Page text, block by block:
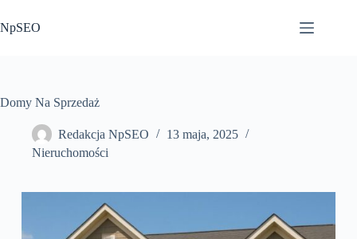
do
treści
NpSEO
Domy Na Sprzedaż
Redakcja NpSEO
13 maja, 2025
Nieruchomości